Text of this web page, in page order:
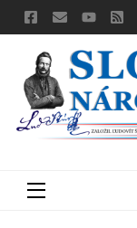
Skip
to
content
Menu